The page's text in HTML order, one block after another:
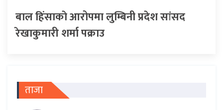
बाल हिंसाकाे आरोपमा लुम्बिनी प्रदेश सांसद
रेखाकुमारी शर्मा पक्राउ
ताजा